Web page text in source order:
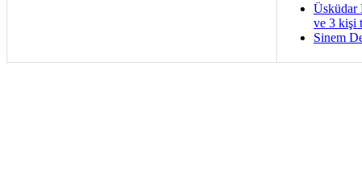
Üsküdar
ve 3 kişi
Sinem